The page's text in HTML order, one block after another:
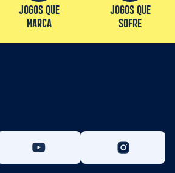
Jogos que
Marca
Jogos que
sofre